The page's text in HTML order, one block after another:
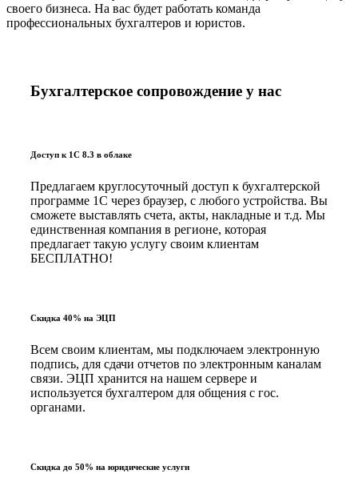
своего бизнеса. На вас будет работать команда
профессиональных бухгалтеров и юристов.
Бухгалтерское сопровождение у нас
Доступ к 1С 8.3 в облаке
Предлагаем круглосуточный доступ к бухгалтерской
программе 1С через браузер, с любого устройства. Вы
сможете выставлять счета, акты, накладные и т.д. Мы
единственная компания в регионе, которая
предлагает такую услугу своим клиентам
БЕСПЛАТНО!
Скидка 40% на ЭЦП
Всем своим клиентам, мы подключаем электронную
подпись, для сдачи отчетов по электронным каналам
связи. ЭЦП хранится на нашем сервере и
используется бухгалтером для общения с гос.
органами.
Скидка до 50% на юридические услуги